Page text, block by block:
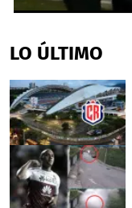
of
20
LO ÚLTIMO